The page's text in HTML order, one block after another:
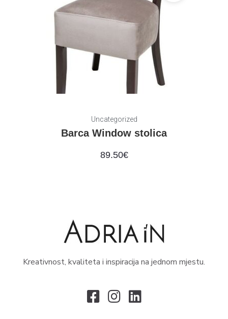
Uncategorized
Barca Window stolica
89.50€
Kreativnost, kvaliteta i inspiracija na jednom mjestu.